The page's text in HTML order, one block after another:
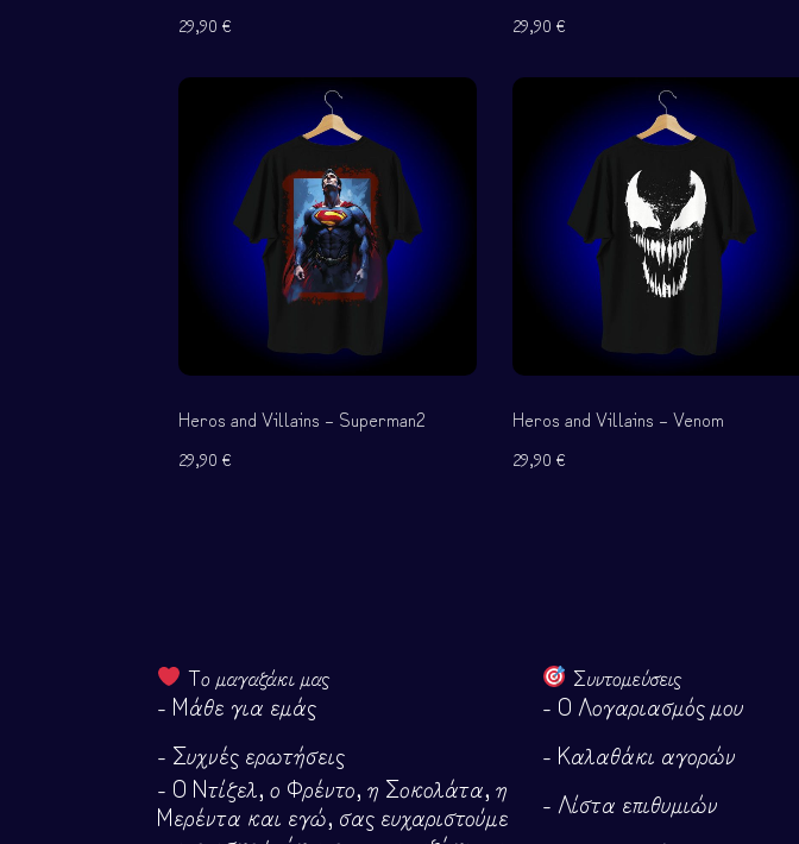
29,90 € 29,90 €
Heros and Villains – Superman2
29,90 €
Heros and Villains – Venom
29,90 €
Το μαγαζάκι μας
- Μάθε για εμάς
- Συχνές ερωτήσεις
- Ο Ντίζελ, ο Φρέντο, η Σοκολάτα, η
Μερέντα και εγώ, σας ευχαριστούμε
Συντομεύσεις
- Ο Λογαριασμός μου
- Καλαθάκι αγορών
- Λίστα επιθυμιών